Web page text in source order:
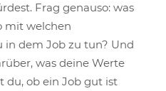
Frag genauso: was
mit welchen
dem Job zu tun? Und
was deine Werte
du, ob ein Job gut ist